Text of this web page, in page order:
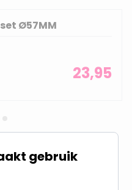
Ø57MM
23,95
10
gebruik